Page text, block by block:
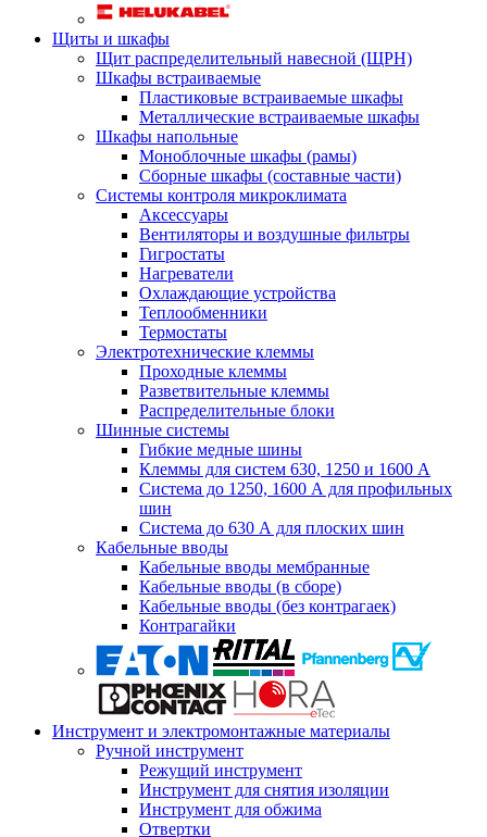
Щиты и шкафы
Щит распределительный навесной (ЩРН)
Шкафы встраиваемые
Пластиковые встраиваемые шкафы
Металлические встраиваемые шкафы
Шкафы напольные
Моноблочные шкафы (рамы)
Сборные шкафы (составные части)
Системы контроля микроклимата
Аксессуары
Вентиляторы и воздушные фильтры
Гигростаты
Нагреватели
Охлаждающие устройства
Теплообменники
Термостаты
Электротехнические клеммы
Проходные клеммы
Разветвительные клеммы
Распределительные блоки
Шинные системы
Гибкие медные шины
Клеммы для систем 630, 1250 и 1600 А
Система до 1250, 1600 А для профильных
шин
Система до 630 А для плоских шин
Кабельные вводы
Кабельные вводы мембранные
Кабельные вводы (в сборе)
Кабельные вводы (без контрагаек)
Контрагайки
Инструмент и электромонтажные материалы
Ручной инструмент
Режущий инструмент
Инструмент для снятия изоляции
Инструмент для обжима
Отвертки